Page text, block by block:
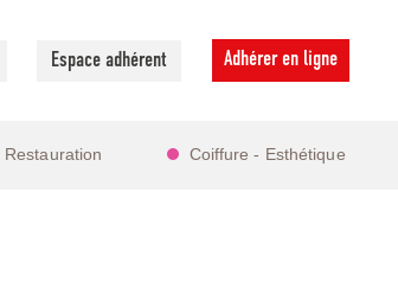
Espace adhérent Adhérer en ligne
Coiffure - Esthétique